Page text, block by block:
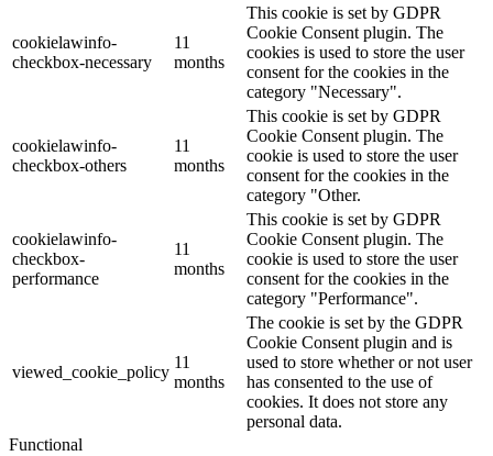
cookielawinfo-
checkbox-necessary
11
months
This cookie is set by GDPR
Cookie Consent plugin. The
cookies is used to store the user
consent for the cookies in the
category "Necessary".
cookielawinfo-
checkbox-others
11
months
This cookie is set by GDPR
Cookie Consent plugin. The
cookie is used to store the user
consent for the cookies in the
category "Other.
cookielawinfo-
checkbox-
performance
11
months
This cookie is set by GDPR
Cookie Consent plugin. The
cookie is used to store the user
consent for the cookies in the
category "Performance".
viewed_cookie_policy
11
months
The cookie is set by the GDPR
Cookie Consent plugin and is
used to store whether or not user
has consented to the use of
cookies. It does not store any
personal data.
Functional